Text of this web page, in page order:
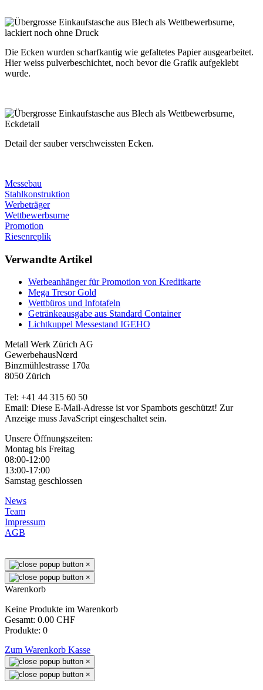
Die Ecken wurden scharfkantig wie gefaltetes Papier ausgearbeitet.
Hier weiss pulverbeschichtet, noch bevor die Grafik aufgeklebt
wurde.
Detail der sauber verschweissten Ecken.
Messebau
Stahlkonstruktion
Werbeträger
Wettbewerbsurne
Promotion
Riesenreplik
Verwandte Artikel
Werbeanhänger für Promotion von Kreditkarte
Mega Tresor Gold
Wettbüros und Infotafeln
Getränkeausgabe aus Standard Container
Lichtkuppel Messestand IGEHO
Metall Werk Zürich AG
GewerbehausNœrd
Binzmühlestrasse 170a
8050 Zürich
Tel: +41 44 315 60 50
Email: Diese E-Mail-Adresse ist vor Spambots geschützt! Zur
Anzeige muss JavaScript eingeschaltet sein.
Unsere Öffnungszeiten:
Montag bis Freitag
08:00-12:00
13:00-17:00
Samstag geschlossen
News
Team
Impressum
AGB
×
×
Warenkorb
Keine Produkte im Warenkorb
Gesamt: 0.00 CHF
Produkte: 0
Zum Warenkorb Kasse
×
×